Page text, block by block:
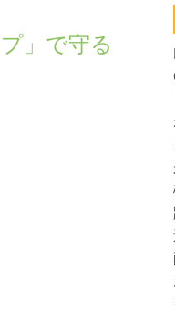
」で守る